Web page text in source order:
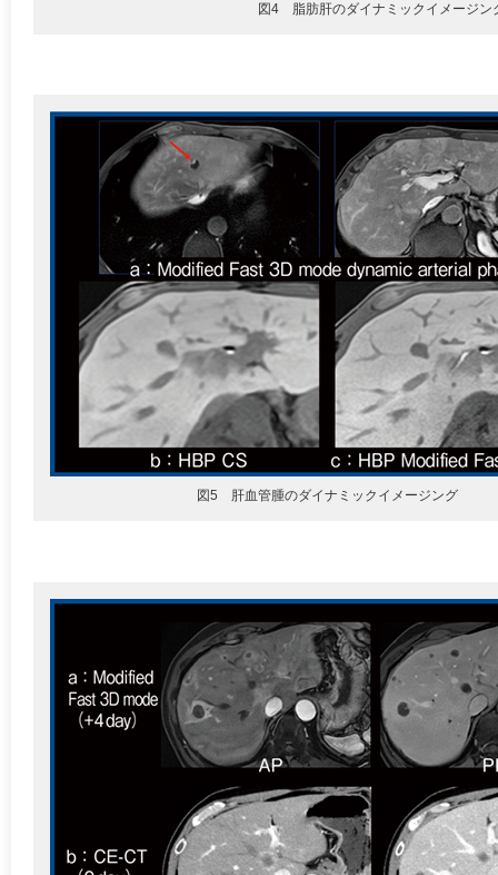
図4 脂肪肝のダイナミックイメージン
図5 肝血管腫のダイナミックイメージング